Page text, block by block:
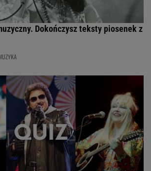
Dokończysz teksty piosenek z